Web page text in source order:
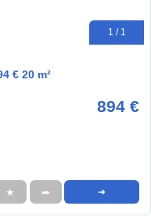
1 / 1
€ 20 m²
894 €
★ ➦ ➜